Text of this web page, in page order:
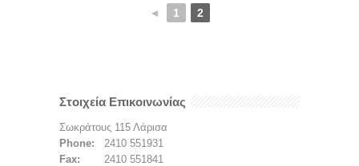
◄ 1 2
Στοιχεία Επικοινωνίας
Σωκράτους 115 Λάρισα
Phone:
2410 551931
Fax:
2410 551841